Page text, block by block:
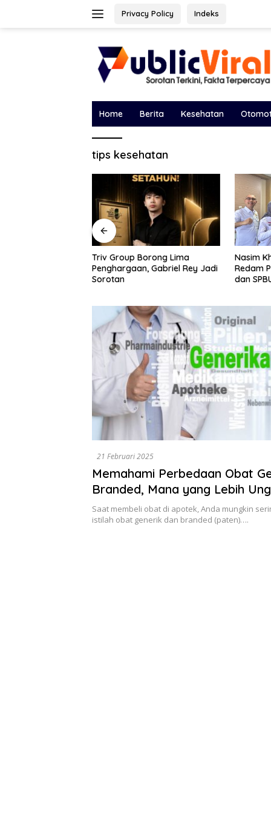
Privacy Policy Indeks
Home Berita Kesehatan
tips kesehatan
Nasim Khan Turun Tangan
Redam Polemik Holding PTPN
dan SPBUN-SGN, Dorong Solusi
Bawa
DPRD,
Dewan
21 Februari 2025
Memahami Perbedaan Obat
Branded, Mana yang Lebih
Saat membeli obat di apotek, Anda mungkin
istilah obat generik dan branded (paten)….